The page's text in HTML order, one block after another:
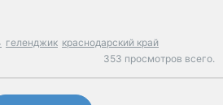
геленджик краснодарский край
353 просмотров всего.